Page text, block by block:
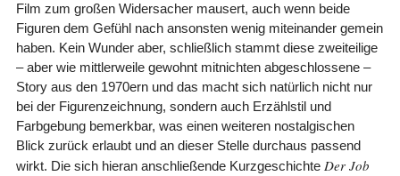
Film zum großen Widersacher mausert, auch wenn beide
Figuren dem Gefühl nach ansonsten wenig miteinander gemein
haben. Kein Wunder aber, schließlich stammt diese zweiteilige
– aber wie mittlerweile gewohnt mitnichten abgeschlossene –
Story aus den 1970ern und das macht sich natürlich nicht nur
bei der Figurenzeichnung, sondern auch Erzählstil und
Farbgebung bemerkbar, was einen weiteren nostalgischen
Blick zurück erlaubt und an dieser Stelle durchaus passend
wirkt. Die sich hieran anschließende Kurzgeschichte Der Job